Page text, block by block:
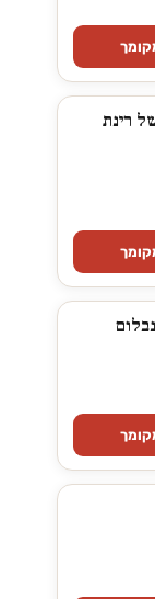
רינת